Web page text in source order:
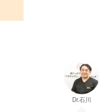
Dr.石川